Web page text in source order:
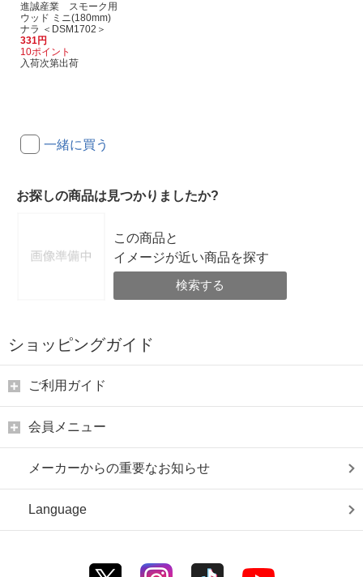
進誠産業 スモーク用
ウッド ミニ(180mm)
ナラ ＜DSM1702＞
331円
10ポイント
入荷次第出荷
一緒に買う
お探しの商品は見つかりましたか?
この商品と
イメージが近い商品を探す
検索する
ショッピングガイド
ご利用ガイド
会員メニュー
メーカーからの重要なお知らせ
Language